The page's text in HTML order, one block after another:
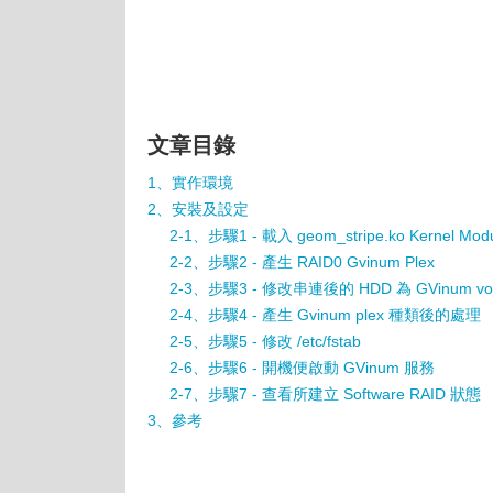
文章目錄
1、實作環境
2、安裝及設定
2-1、步驟1 - 載入 geom_stripe.ko Kernel
2-2、步驟2 - 產生 RAID0 Gvinum Plex
2-3、步驟3 - 修改串連後的 HDD 為 GVinum
2-4、步驟4 - 產生 Gvinum plex 種類後的處理
2-5、步驟5 - 修改 /etc/fstab
2-6、步驟6 - 開機便啟動 GVinum 服務
2-7、步驟7 - 查看所建立 Software RAID 狀態
3、參考